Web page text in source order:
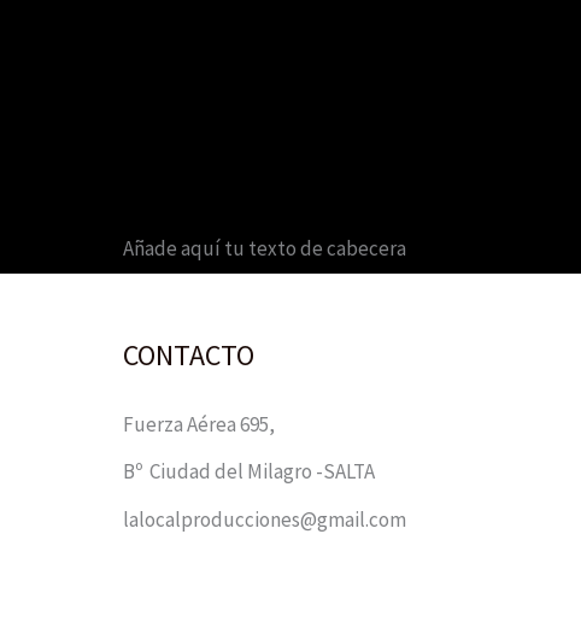
Añade aquí tu texto de cabecera
CONTACTO
Fuerza Aérea 695,
Bº Ciudad del Milagro -SALTA
lalocalproducciones@gmail.com